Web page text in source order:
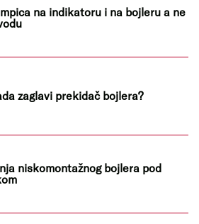
na indikatoru i na bojleru a ne
zaglavi prekidač bojlera?
niskomontažnog bojlera pod